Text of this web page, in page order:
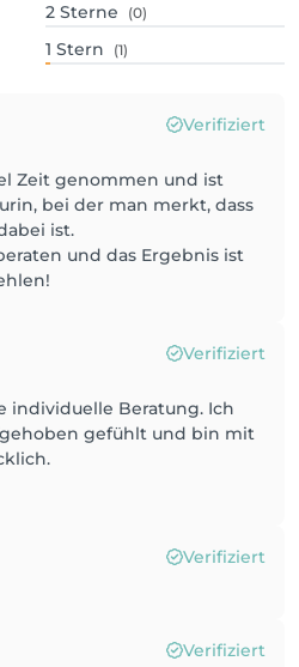
2 Sterne (0)
1 Stern (1)
Verifiziert
Zeit genommen und ist
bei der man merkt, dass
ist.
und das Ergebnis ist
Verifiziert
individuelle Beratung. Ich
gefühlt und bin mit
Verifiziert
Verifiziert